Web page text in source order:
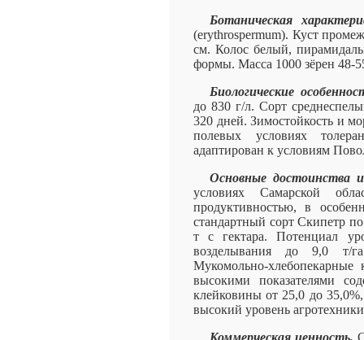
Ботаническая
(erythrospermum). Куст
см. Колос белый,
формы. Масса 1000 зёрен 48-
Биологические
до 830 г/л. Сорт
320 дней. Зимостойкость и
полевых условиях
адаптирован к условиям
Основные достоинства и
условиях Самарской
продуктивностью, в
стандартный сорт Скипетр
т с гектара. Потенциал
возделывания до 9,0 т/
Мукомольно-хлебопекарные
высокими показателями
клейковины от 25,0 до
высокий уровень
Коммерческая ценность.